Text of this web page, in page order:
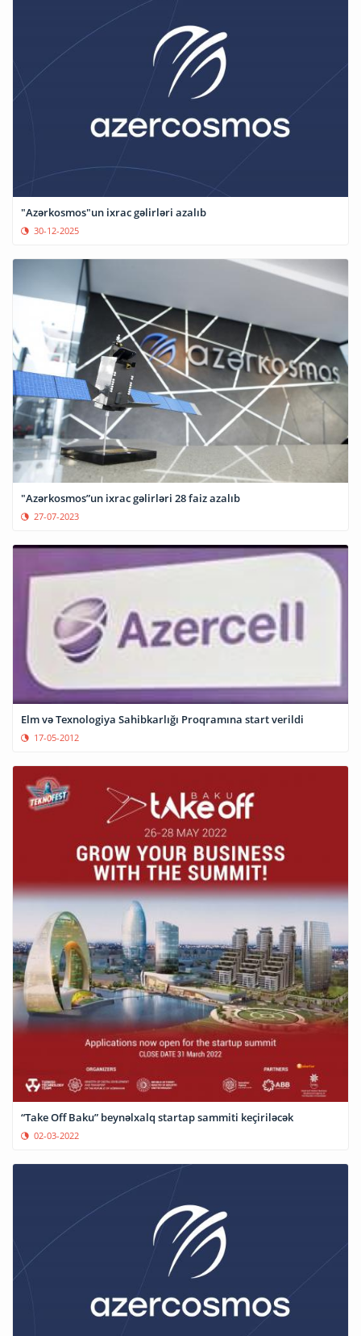
"Azərkosmos"un ixrac gəlirləri azalıb
30-12-2025
"Azərkosmos”un ixrac gəlirləri 28 faiz azalıb
27-07-2023
Elm və Texnologiya Sahibkarlığı Proqramına start verildi
17-05-2012
“Take Off Baku” beynəlxalq startap sammiti keçiriləcək
02-03-2022